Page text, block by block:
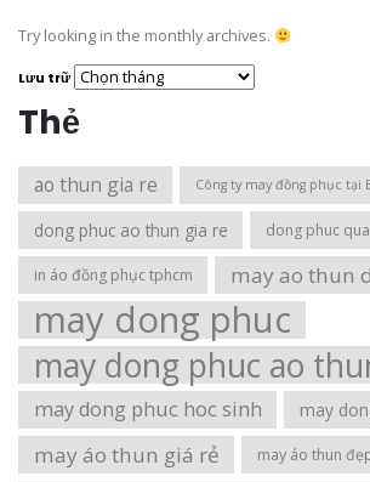
Try looking in the monthly archives.
Lưu trữ
Thẻ
ao thun gia re Công ty may đồng phục tại
dong phuc ao thun gia re dong phuc
in áo đồng phục tphcm may ao thun
may dong phuc
may dong phuc ao
may dong phuc hoc sinh may
may áo thun giá rẻ may áo thun